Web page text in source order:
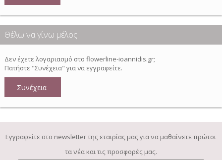
Θέλω να γίνω μέλος
Δεν έχετε λογαριασμό στο flowerline-ioannidis.gr;
Πατήστε "Συνέχεια" για να εγγραφείτε.
Εγγραφείτε στο newsletter της εταιρίας μας για να μαθαίνετε πρώτοι
τα νέα και τις προσφορές μας.